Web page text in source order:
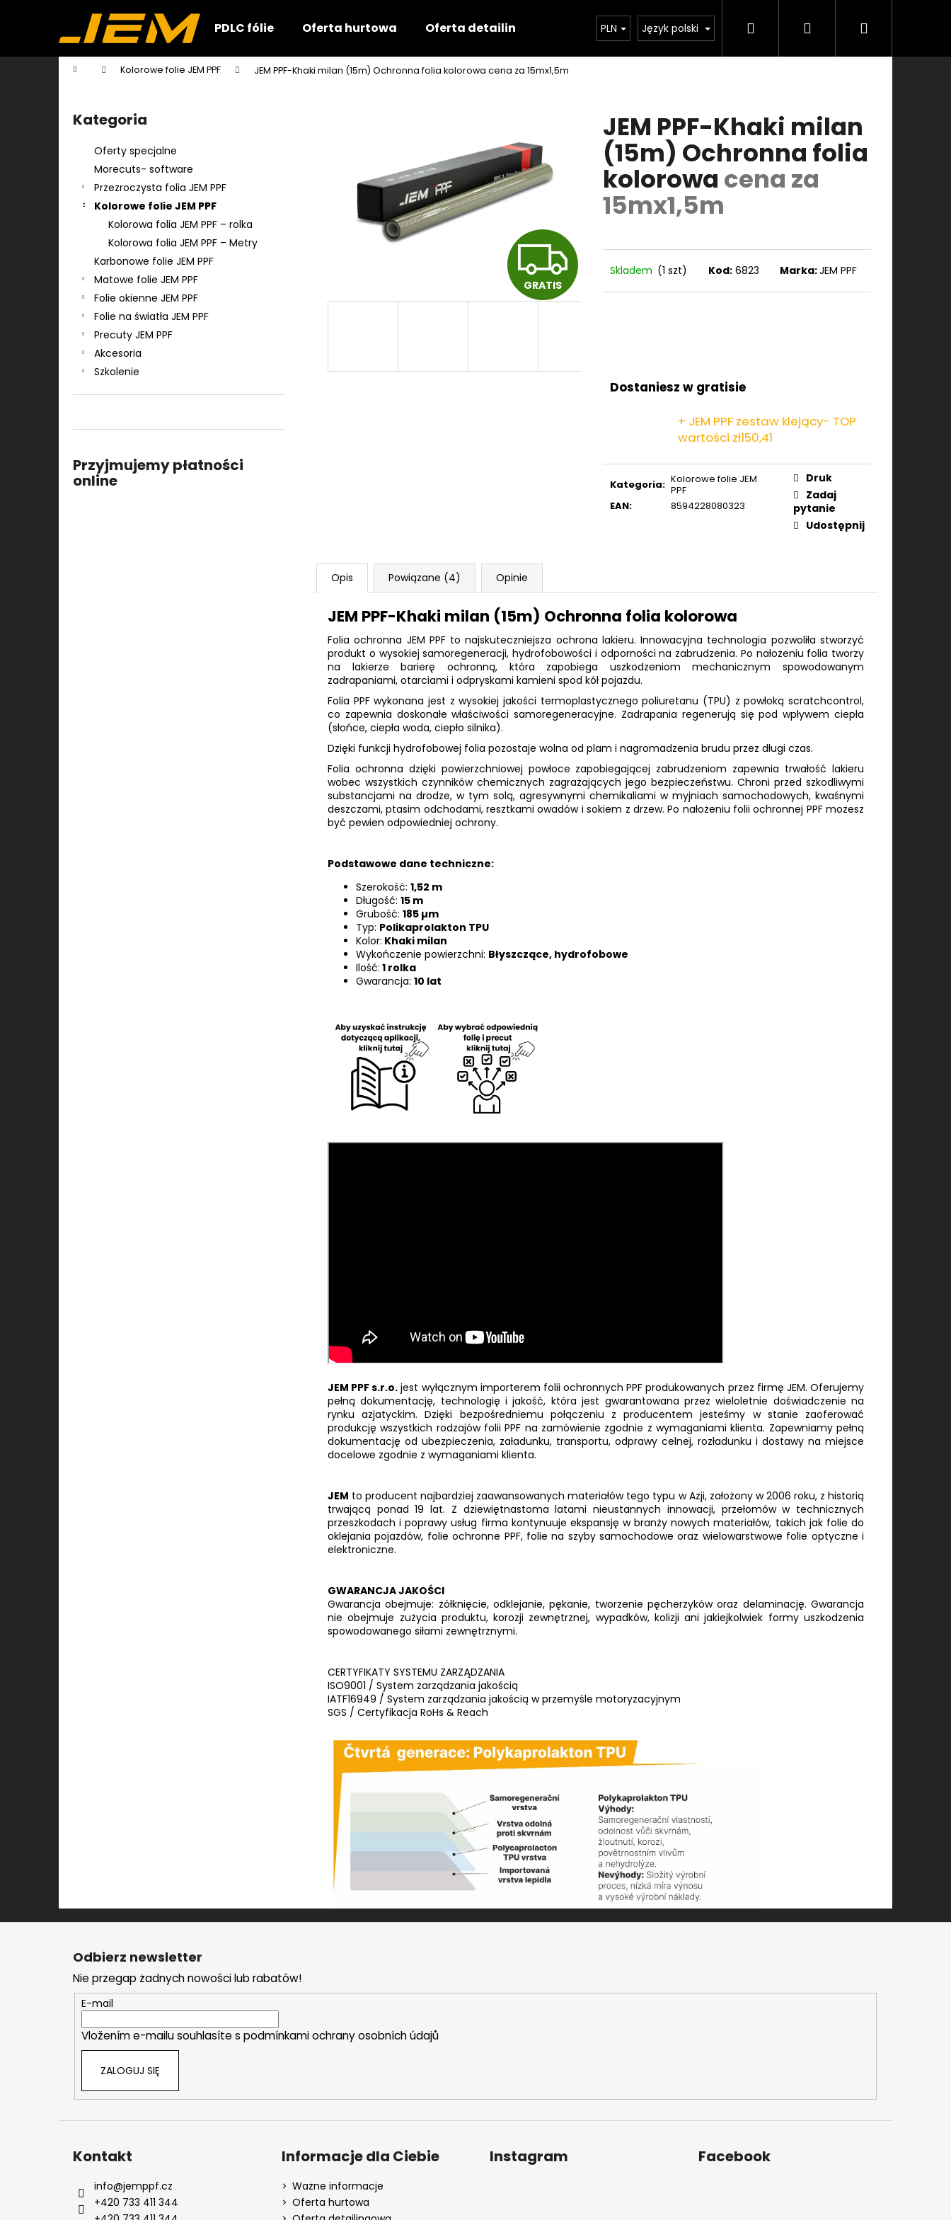
PDLC fólie Oferta hurtowa Oferta detailingowa Szkolenie Usługi Kontakt
PLN Język polski Szukaj Zaloguj Koszyk
Home Kolorowe folie JEM PPF JEM PPF-Khaki milan (15m) Ochronna folia kolorowa cena za 15mx1,5m
Pominąć
kategorie
Kategoria
Oferty specjalne
Morecuts- software
Przezroczysta folia JEM PPF
Kolorowe folie JEM PPF
Kolorowa folia JEM PPF – rolka
Kolorowa folia JEM PPF – Metry
Karbonowe folie JEM PPF
Matowe folie JEM PPF
Folie okienne JEM PPF
Folie na światła JEM PPF
Precuty JEM PPF
Akcesoria
Szkolenie
Przyjmujemy płatności
online
JEM PPF-Khaki milan
(15m) Ochronna folia
kolorowa cena za
15mx1,5m
Skladem (1 szt) Kod: 6823 Marka:JEM PPF
Dostaniesz w gratisie
+ JEM PPF zestaw klejący- TOP
wartości zł150,41
Kategoria: Kolorowe folie JEM
PPF
EAN: 8594228080323
Druk
Zadaj
pytanie
Udostępnij
G
R
A
GRATIS
Opis Powiązane (4) Opinie
JEM PPF-Khaki milan (15m) Ochronna folia kolorowa
Folia ochronna JEM PPF to najskuteczniejsza ochrona lakieru. Innowacyjna technologia pozwoliła stworzyć
produkt o wysokiej samoregeneracji, hydrofobowości i odporności na zabrudzenia. Po nałożeniu folia tworzy
na lakierze barierę ochronną, która zapobiega uszkodzeniom mechanicznym spowodowanym
zadrapaniami, otarciami i odpryskami kamieni spod kół pojazdu.
Folia PPF wykonana jest z wysokiej jakości termoplastycznego poliuretanu (TPU) z powłoką scratchcontrol,
co zapewnia doskonałe właściwości samoregeneracyjne. Zadrapania regenerują się pod wpływem ciepła
(słońce, ciepła woda, ciepło silnika).
Dzięki funkcji hydrofobowej folia pozostaje wolna od plam i nagromadzenia brudu przez długi czas.
Folia ochronna dzięki powierzchniowej powłoce zapobiegającej zabrudzeniom zapewnia trwałość lakieru
wobec wszystkich czynników chemicznych zagrażających jego bezpieczeństwu. Chroni przed szkodliwymi
substancjami na drodze, w tym solą, agresywnymi chemikaliami w myjniach samochodowych, kwaśnymi
deszczami, ptasim odchodami, resztkami owadów i sokiem z drzew. Po nałożeniu folii ochronnej PPF możesz
być pewien odpowiedniej ochrony.
Podstawowe dane techniczne:
Szerokość: 1,52 m
Długość: 15 m
Grubość: 185 µm
Typ: Polikaprolakton TPU
Kolor: Khaki milan
Wykończenie powierzchni: Błyszczące, hydrofobowe
Ilość: 1 rolka
Gwarancja: 10 lat
JEM PPF s.r.o. jest wyłącznym importerem folii ochronnych PPF produkowanych przez firmę JEM. Oferujemy
pełną dokumentację, technologię i jakość, która jest gwarantowana przez wieloletnie doświadczenie na
rynku azjatyckim. Dzięki bezpośredniemu połączeniu z producentem jesteśmy w stanie zaoferować
produkcję wszystkich rodzajów folii PPF na zamówienie zgodnie z wymaganiami klienta. Zapewniamy pełną
dokumentację od ubezpieczenia, załadunku, transportu, odprawy celnej, rozładunku i dostawy na miejsce
docelowe zgodnie z wymaganiami klienta.
JEM to producent najbardziej zaawansowanych materiałów tego typu w Azji, założony w 2006 roku, z historią
trwającą ponad 19 lat. Z dziewiętnastoma latami nieustannych innowacji, przełomów w technicznych
przeszkodach i poprawy usług firma kontynuuje ekspansję w branży nowych materiałów, takich jak folie do
oklejania pojazdów, folie ochronne PPF, folie na szyby samochodowe oraz wielowarstwowe folie optyczne i
elektroniczne.
GWARANCJA JAKOŚCI
Gwarancja obejmuje: żółknięcie, odklejanie, pękanie, tworzenie pęcherzyków oraz delaminację. Gwarancja
nie obejmuje zużycia produktu, korozji zewnętrznej, wypadków, kolizji ani jakiejkolwiek formy uszkodzenia
spowodowanego siłami zewnętrznymi.
CERTYFIKATY SYSTEMU ZARZĄDZANIA
ISO9001 / System zarządzania jakością
IATF16949 / System zarządzania jakością w przemyśle motoryzacyjnym
SGS / Certyfikacja RoHs & Reach
z
powrotem
powrotem
Czego szukasz?
Polecamy
Odbierz newsletter
Nie przegap żadnych nowości lub rabatów!
E-mail
Vložením e-mailu souhlasíte s podmínkami ochrany osobních údajů
ZALOGUJ SIĘ
Kontakt
info@jemppf.cz
+420 733 411 344
Informacje dla Ciebie
Ważne informacje
Oferta hurtowa
Instagram Facebook